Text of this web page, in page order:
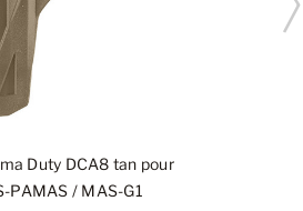
Duty DCA8 tan pour
PAMAS / MAS-G1